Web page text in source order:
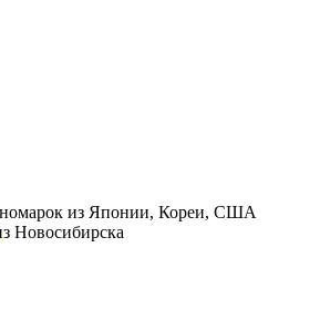
из Японии, Кореи, США
Новосибирска